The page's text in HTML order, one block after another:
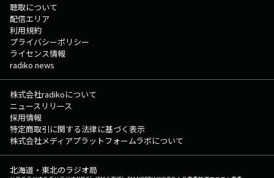
聴取について
配信エリア
利用規約
プライバシーポリシー
ライセンス情報
radiko news
株式会社radikoについて
ニュースリリース
採用情報
特定商取引に関する法律に基づく表示
株式会社メディアプラットフォームラボについて
北海道・東北のラジオ局